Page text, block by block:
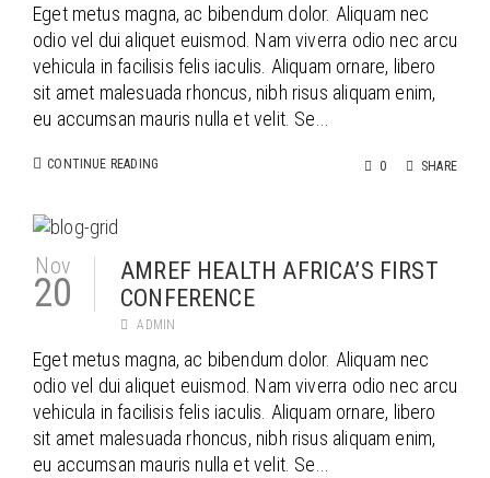
Eget metus magna, ac bibendum dolor. Aliquam nec
odio vel dui aliquet euismod. Nam viverra odio nec arcu
vehicula in facilisis felis iaculis. Aliquam ornare, libero
sit amet malesuada rhoncus, nibh risus aliquam enim,
eu accumsan mauris nulla et velit. Se...
CONTINUE READING 0 SHARE
Nov
20
AMREF HEALTH AFRICA’S FIRST
CONFERENCE
ADMIN
Eget metus magna, ac bibendum dolor. Aliquam nec
odio vel dui aliquet euismod. Nam viverra odio nec arcu
vehicula in facilisis felis iaculis. Aliquam ornare, libero
sit amet malesuada rhoncus, nibh risus aliquam enim,
eu accumsan mauris nulla et velit. Se...